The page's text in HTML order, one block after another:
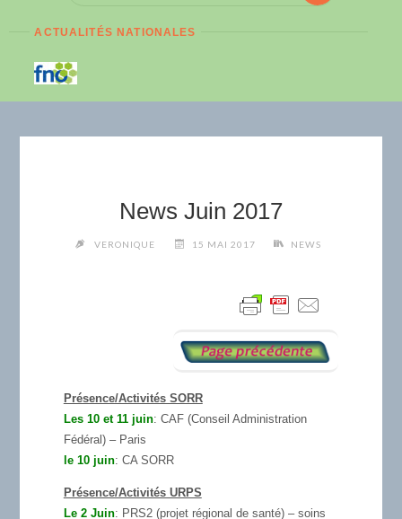
ACTUALITÉS NATIONALES
News Juin 2017
VERONIQUE 15 MAI 2017 NEWS
Présence/Activités SORR
Les 10 et 11 juin: CAF (Conseil Administration
Fédéral) – Paris
le 10 juin: CA SORR
Présence/Activités URPS
Le 2 Juin: PRS2 (projet régional de santé) – soins